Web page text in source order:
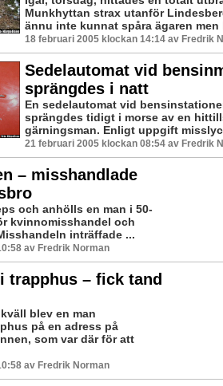
Munkhyttan strax utanför
ännu inte kunnat spåra ägaren men
18 februari 2005 klockan 14:14 av Fredrik
Sedelautomat vid
sprängdes i natt
En sedelautomat vid
sprängdes tidigt i morse av en
gärningsman. Enligt uppgift
21 februari 2005 klockan 08:54 av Fredrik
– misshandlade
och anhölls en man i 50-
kvinnomisshandel och
inträffade ...
av Fredrik Norman
trapphus – fick tand
blev en man
på en adress på
som var där för att
av Fredrik Norman